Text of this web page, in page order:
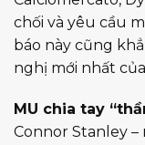
chối và yêu cầu
báo này cũng
nghị mới nhất
MU chia tay
Connor Stanley –